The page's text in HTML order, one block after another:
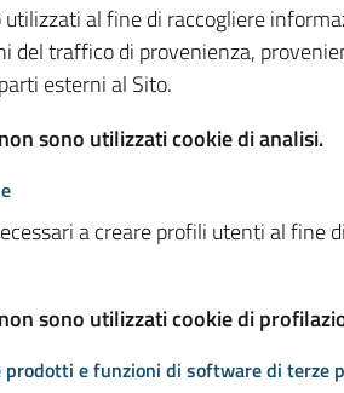
utilizzati al fine di raccogliere
del traffico di provenienza,
esterni al Sito.
sono utilizzati cookie di analisi.
a creare profili utenti al
sono utilizzati cookie di
prodotti e funzioni di software di terze